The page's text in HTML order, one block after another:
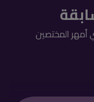
أمهر المختصين